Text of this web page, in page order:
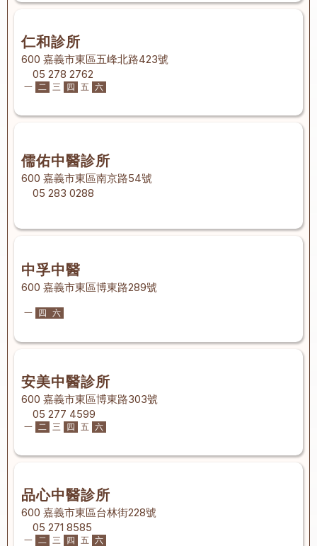
仁和診所
600 嘉義市東區五峰北路423號
05 278 2762
一 二 三 四 五 六
儒佑中醫診所
600 嘉義市東區南京路54號
05 283 0288
中孚中醫
600 嘉義市東區博東路289號
一 四 六
安美中醫診所
600 嘉義市東區博東路303號
05 277 4599
一 二 三 四 五 六
品心中醫診所
600 嘉義市東區台林街228號
05 271 8585
一 二 三 四 五 六